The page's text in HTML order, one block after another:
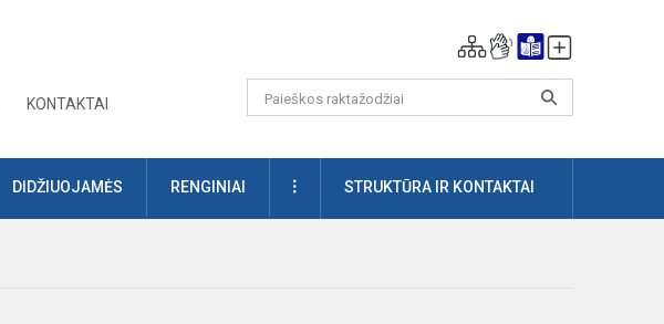
KONTAKTAI
DIDŽIUOJAMĖS RENGINIAI DAUGIAUSTRUKTŪRA IR KONTAKTAI